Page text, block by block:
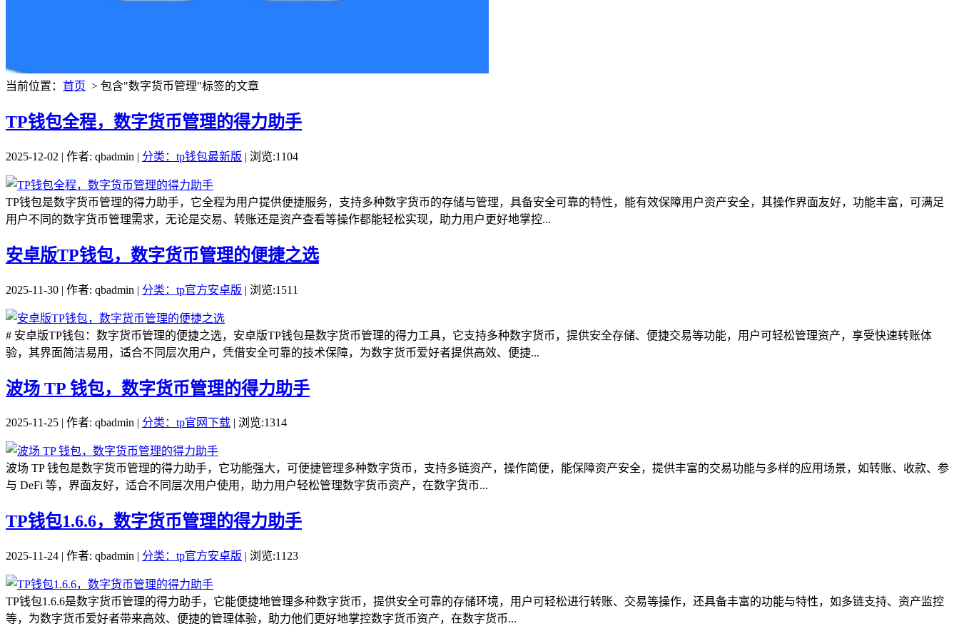
当前位置： 首页 > 包含"数字货币管理"标签的文章
TP钱包全程，数字货币管理的得力助手
2025-12-02 | 作者: qbadmin | 分类：tp钱包最新版 | 浏览:1104
TP钱包是数字货币管理的得力助手，它全程为用户提供便捷服务，支持多种数字货币的存储与管理，具备安全可靠的特性，能有效保障用户资产安全，其操作界面友好，功能丰富，可满足
用户不同的数字货币管理需求，无论是交易、转账还是资产查看等操作都能轻松实现，助力用户更好地掌控...
安卓版TP钱包，数字货币管理的便捷之选
2025-11-30 | 作者: qbadmin | 分类：tp官方安卓版 | 浏览:1511
# 安卓版TP钱包：数字货币管理的便捷之选，安卓版TP钱包是数字货币管理的得力工具，它支持多种数字货币，提供安全存储、便捷交易等功能，用户可轻松管理资产，享受快速转账体
验，其界面简洁易用，适合不同层次用户，凭借安全可靠的技术保障，为数字货币爱好者提供高效、便捷...
波场 TP 钱包，数字货币管理的得力助手
2025-11-25 | 作者: qbadmin | 分类：tp官网下载 | 浏览:1314
波场 TP 钱包是数字货币管理的得力助手，它功能强大，可便捷管理多种数字货币，支持多链资产，操作简便，能保障资产安全，提供丰富的交易功能与多样的应用场景，如转账、收款、参
与 DeFi 等，界面友好，适合不同层次用户使用，助力用户轻松管理数字货币资产，在数字货币...
TP钱包1.6.6，数字货币管理的得力助手
2025-11-24 | 作者: qbadmin | 分类：tp官方安卓版 | 浏览:1123
TP钱包1.6.6是数字货币管理的得力助手，它能便捷地管理多种数字货币，提供安全可靠的存储环境，用户可轻松进行转账、交易等操作，还具备丰富的功能与特性，如多链支持、资产监控
等，为数字货币爱好者带来高效、便捷的管理体验，助力他们更好地掌控数字货币资产，在数字货币...